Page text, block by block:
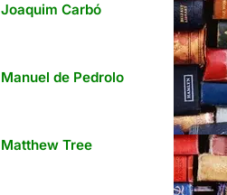
Joaquim Carbó
Manuel de Pedrolo
Matthew Tree